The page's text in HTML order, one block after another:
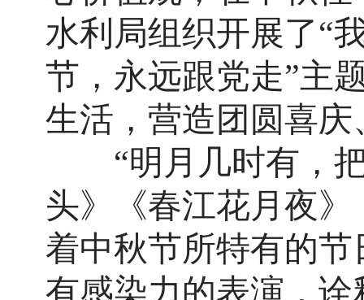
水利局组织开展了“
节，永远跟党走”主
生活，营造团圆喜
“明月几时有，
头》《春江花月夜
着中秋节所特有的
有感染力的表演，